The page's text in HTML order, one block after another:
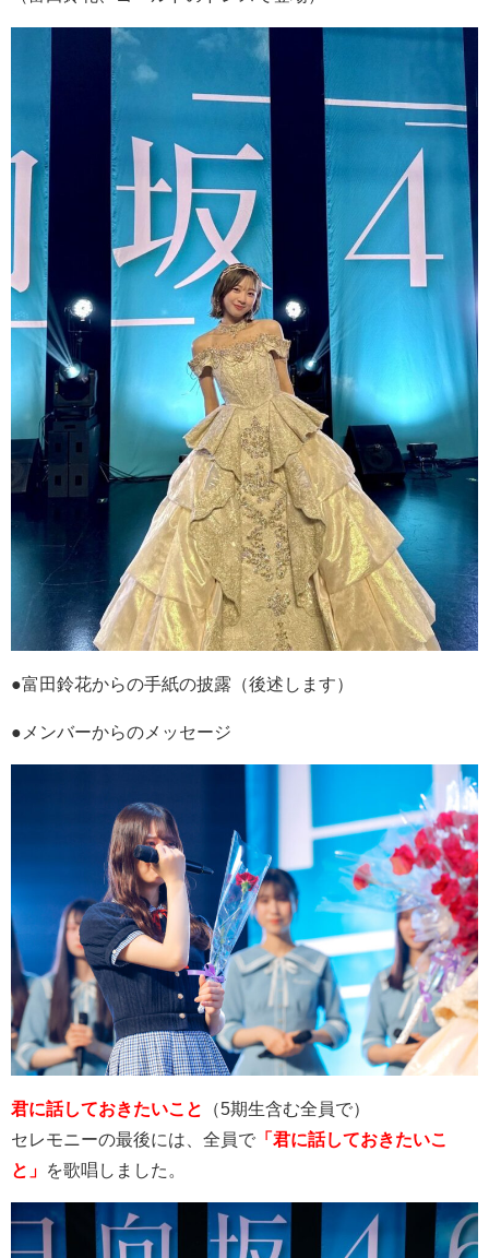
●富田鈴花からの手紙の披露（後述します）
●メンバーからのメッセージ
君に話しておきたいこと （5期生含む全員で）
セレモニーの最後には、全員で 「君に話しておきたいこ
と」
を歌唱しました。